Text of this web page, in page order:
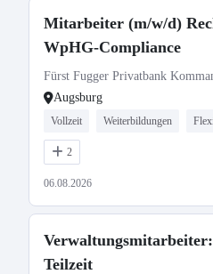
Mitarbeiter (m/w/d)
WpHG-Compliance
Fürst Fugger Privatbank
Augsburg
Vollzeit Weiterbildungen
2
06.08.2026
Teilzeit